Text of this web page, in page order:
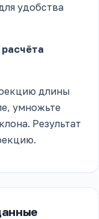
удобства
длины
умножьте
Результат